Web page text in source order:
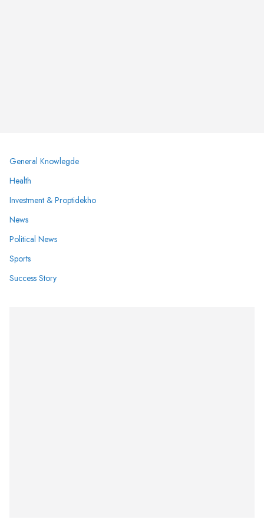
General Knowlegde
Health
Investment & Proptidekho
News
Political News
Sports
Success Story